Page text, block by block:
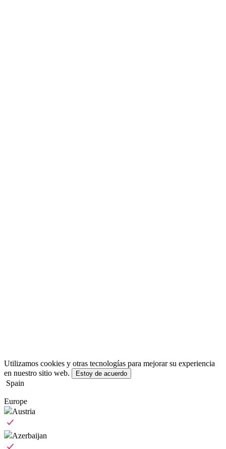
Utilizamos cookies y otras tecnologías para mejorar su experiencia
en nuestro sitio web.
Estoy de acuerdo
Spain
Europe
Austria
Azerbaijan